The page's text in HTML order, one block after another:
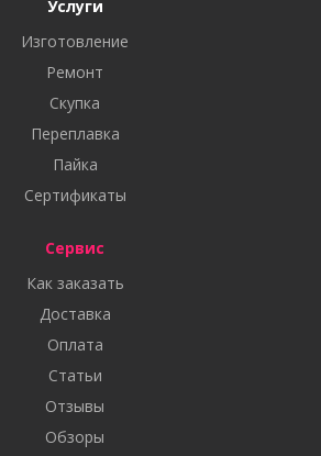
Услуги
Изготовление
Ремонт
Скупка
Переплавка
Пайка
Сертификаты
Сервис
Как заказать
Доставка
Оплата
Статьи
Отзывы
Обзоры